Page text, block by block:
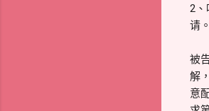
2、
请。
被
解
意